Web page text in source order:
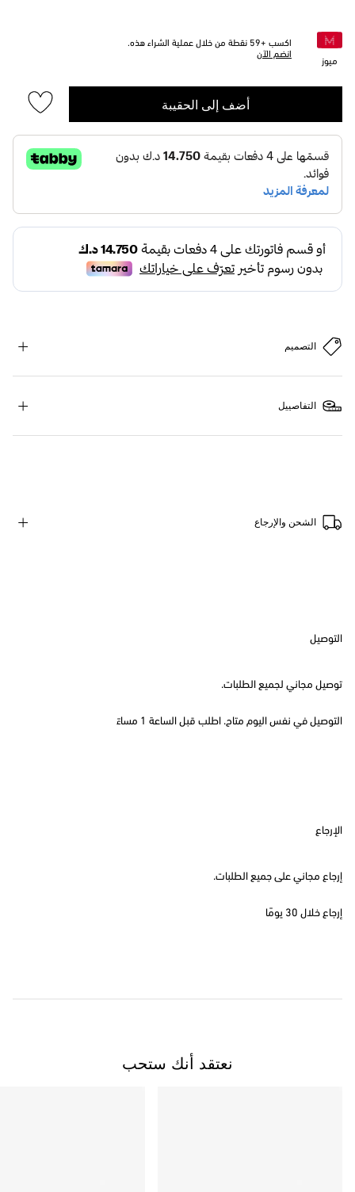
ميوز
اكسب +59 نقطة من خلال عملية الشراء هذه.
انضم الآن
أضف إلى الحقيبة
التصميم
التفاصييل
الشحن والإرجاع
التوصيل
توصيل مجاني لجميع الطلبات.
التوصيل في نفس اليوم متاح. اطلب قبل الساعة 1 مساءً
الإرجاع
إرجاع مجاني على جميع الطلبات.
إرجاع خلال 30 يومًا
نعتقد أنك ستحب